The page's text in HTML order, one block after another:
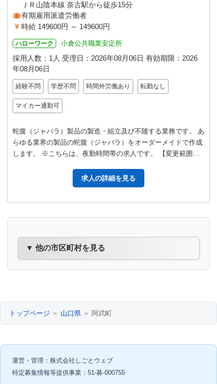
ＪＲ山陰本線 奈古駅から徒歩15分
有期雇用派遣労働者
時給 149600円 ～ 149600円
ハローワーク 小倉公共職業安定所
採用人数：1人 受理日： 2026年08月06日 有効期限： 2026
年08月06日
経験不問 学歴不問 時間外労働あり 転勤なし
マイカー通勤可
蛇腹（ジャバラ）製品の製造・組立及び不随する業務です。 あ
らゆる業界の製品の蛇腹（ジャバラ）をオーダーメイドで作成
します。 ※こちらは、夜勤時間帯の求人です。 【変更範囲：
求人の詳細を見る
▼ 他の市区町村を見る
トップページ ＞ 山口県 ＞ 阿武町
運営・管理：株式会社しごとウェブ
特定募集情報等提供事業：51-募-000755